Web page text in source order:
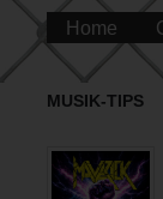
Home
MUSIK-TIPS